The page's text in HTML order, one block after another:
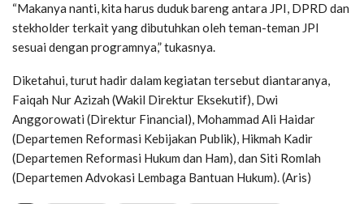
“Makanya nanti, kita harus duduk bareng antara JPI, DPRD dan
stekholder terkait yang dibutuhkan oleh teman-teman JPI
sesuai dengan programnya,” tukasnya.
Diketahui, turut hadir dalam kegiatan tersebut diantaranya,
Faiqah Nur Azizah (Wakil Direktur Eksekutif), Dwi
Anggorowati (Direktur Financial), Mohammad Ali Haidar
(Departemen Reformasi Kebijakan Publik), Hikmah Kadir
(Departemen Reformasi Hukum dan Ham), dan Siti Romlah
(Departemen Advokasi Lembaga Bantuan Hukum). (Aris)